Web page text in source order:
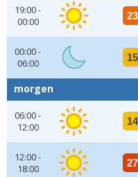
19:00 -
00:00
23
00:00 -
06:00
15
morgen
06:00 -
12:00
14
12:00 -
18:00
27